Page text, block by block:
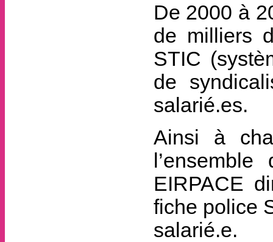
De 2000 à
de milliers
STIC
de
salarié.es.
Ainsi à
EIRPACE
fiche police
salarié.e.